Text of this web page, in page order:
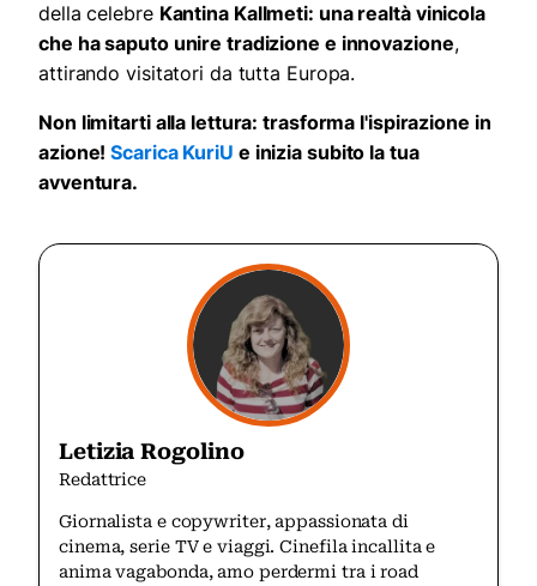
della celebre Kantina Kallmeti: una realtà vinicola
che ha saputo unire tradizione e innovazione,
attirando visitatori da tutta Europa.
Non limitarti alla lettura: trasforma l'ispirazione in
azione!Scarica KuriU e inizia subito la tua
avventura.
Letizia Rogolino
Redattrice
Giornalista e copywriter, appassionata di
cinema, serie TV e viaggi. Cinefila incallita e
anima vagabonda, amo perdermi tra i road